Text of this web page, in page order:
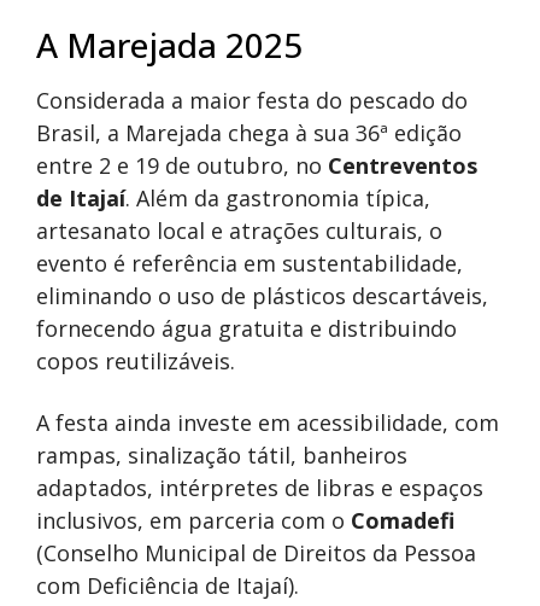
A Marejada 2025
Considerada a maior festa do pescado do
Brasil, a Marejada chega à sua 36ª edição
entre 2 e 19 de outubro, no Centreventos
de Itajaí. Além da gastronomia típica,
artesanato local e atrações culturais, o
evento é referência em sustentabilidade,
eliminando o uso de plásticos descartáveis,
fornecendo água gratuita e distribuindo
copos reutilizáveis.
A festa ainda investe em acessibilidade, com
rampas, sinalização tátil, banheiros
adaptados, intérpretes de libras e espaços
inclusivos, em parceria com o Comadefi
(Conselho Municipal de Direitos da Pessoa
com Deficiência de Itajaí).